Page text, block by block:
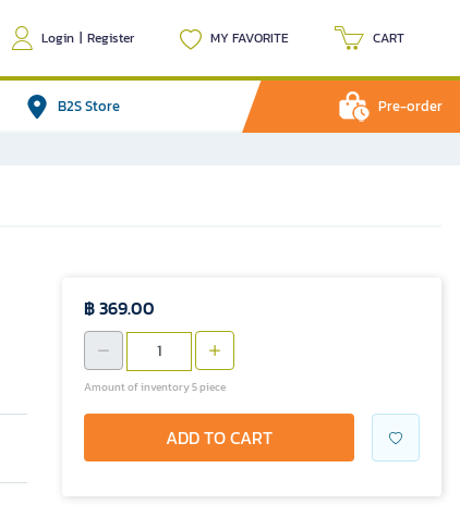
Login | Register MY FAVORITE CART
B2S Store Pre-order
฿ 369.00
Amount of inventory 5 piece
ADD TO CART